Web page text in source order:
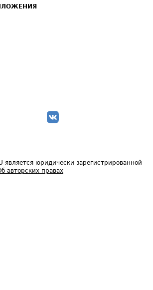
является юридически зарегистрированной
авторских правах